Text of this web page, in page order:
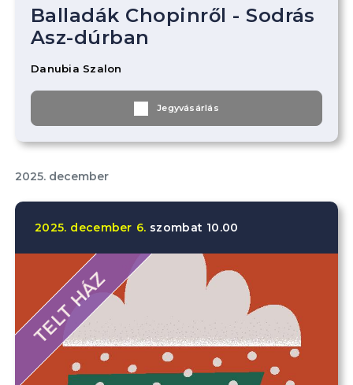
Balladák Chopinről - Sodrás
Asz-dúrban
Danubia Szalon
Jegyvásárlás
2025. december
2025. december 6. szombat 10.00
TELT HÁZ